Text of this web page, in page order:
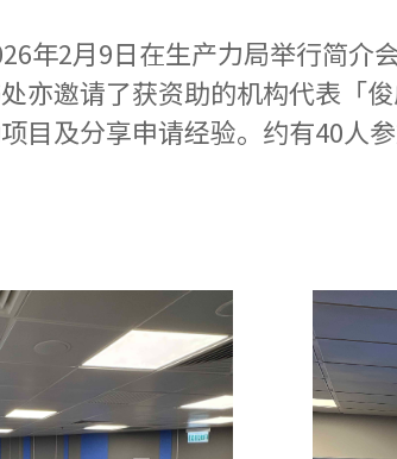
年2月9日在生产力局举行简介
亦邀请了获资助的机构代表「
目及分享申请经验。 约有40人参